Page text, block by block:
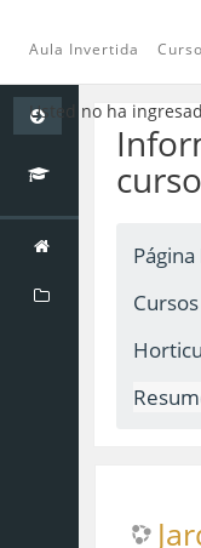
Saltar
contenido
principal
Aula Invertida
Usted no ha
curso
Cursos